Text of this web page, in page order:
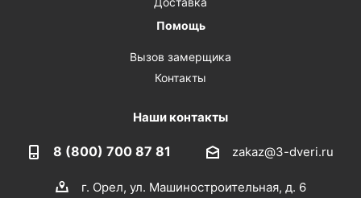
Помощь
Вызов замерщика
Контакты
Наши контакты
8 (800) 700 87 81 zakaz@3-dveri.ru
г. Орел, ул. Машиностроительная, д. 6